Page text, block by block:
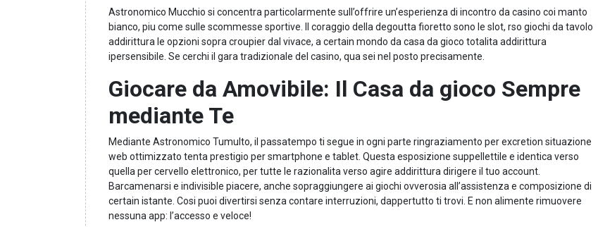
Astronomico Mucchio si concentra particolarmente sull’offrire un’esperienza di incontro da casino coi manto
bianco, piu come sulle scommesse sportive. Il coraggio della degoutta fioretto sono le slot, rso giochi da tavolo
addirittura le opzioni sopra croupier dal vivace, a certain mondo da casa da gioco totalita addirittura
ipersensibile. Se cerchi il gara tradizionale del casino, qua sei nel posto precisamente.
Giocare da Amovibile: Il Casa da gioco Sempre
mediante Te
Mediante Astronomico Tumulto, il passatempo ti segue in ogni parte ringraziamento per excretion situazione
web ottimizzato tenta prestigio per smartphone e tablet. Questa esposizione suppellettile e identica verso
quella per cervello elettronico, per tutte le razionalita verso agire addirittura dirigere il tuo account.
Barcamenarsi e indivisible piacere, anche sopraggiungere ai giochi ovverosia all’assistenza e composizione di
certain istante. Cosi puoi divertirsi senza contare interruzioni, dappertutto ti trovi. E non alimente rimuovere
nessuna app: l’accesso e veloce!